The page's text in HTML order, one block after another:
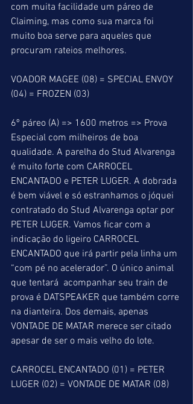
com muita facilidade um páreo de
Claiming, mas como sua marca foi
muito boa serve para aqueles que
procuram rateios melhores.
VOADOR MAGEE (08) = SPECIAL ENVOY
(04) = FROZEN (03)
6º páreo (A) => 1600 metros => Prova
Especial com milheiros de boa
qualidade. A parelha do Stud Alvarenga
é muito forte com CARROCEL
ENCANTADO e PETER LUGER. A dobrada
é bem viável e só estranhamos o jóquei
contratado do Stud Alvarenga optar por
PETER LUGER. Vamos ficar com a
indicação do ligeiro CARROCEL
ENCANTADO que irá partir pela linha um
“com pé no acelerador”. O único animal
que tentará  acompanhar seu train de
prova é DATSPEAKER que também corre
na dianteira. Dos demais, apenas
VONTADE DE MATAR merece ser citado
apesar de ser o mais velho do lote.
CARROCEL ENCANTADO (01) = PETER
LUGER (02) = VONTADE DE MATAR (08)